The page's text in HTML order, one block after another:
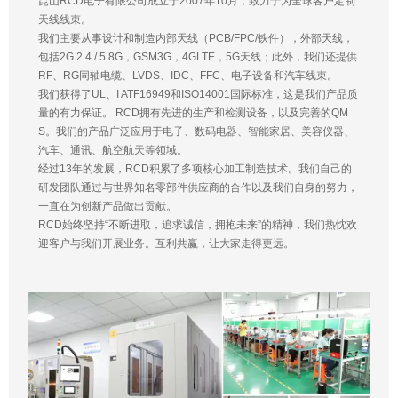
天线线束。
我们主要从事设计和制造内部天线（PCB/FPC/铁件），外部天线，
包括2G 2.4 / 5.8G，GSM3G，4GLTE，5G天线；此外，我们还提供
RF、RG同轴电缆、LVDS、IDC、FFC、电子设备和汽车线束。
我们获得了UL、I ATF16949和ISO14001国际标准，这是我们产品质
量的有力保证。 RCD拥有先进的生产和检测设备，以及完善的QM
S。我们的产品广泛应用于电子、数码电器、智能家居、美容仪器、
汽车、通讯、航空航天等领域。
经过13年的发展，RCD积累了多项核心加工制造技术。我们自己的
研发团队通过与世界知名零部件供应商的合作以及我们自身的努力，
一直在为创新产品做出贡献。
RCD始终坚持“不断进取，追求诚信，拥抱未来”的精神，我们热忱欢
迎客户与我们开展业务。互利共赢，让大家走得更远。